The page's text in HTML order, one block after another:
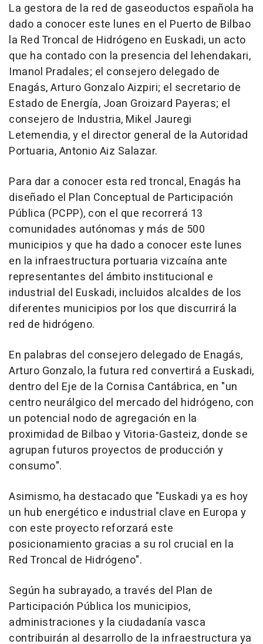
La gestora de la red de gaseoductos española ha
dado a conocer este lunes en el Puerto de Bilbao
la Red Troncal de Hidrógeno en Euskadi, un acto
que ha contado con la presencia del lehendakari,
Imanol Pradales; el consejero delegado de
Enagás, Arturo Gonzalo Aizpiri; el secretario de
Estado de Energía, Joan Groizard Payeras; el
consejero de Industria, Mikel Jauregi
Letemendia, y el director general de la Autoridad
Portuaria, Antonio Aiz Salazar.
Para dar a conocer esta red troncal, Enagás ha
diseñado el Plan Conceptual de Participación
Pública (PCPP), con el que recorrerá 13
comunidades autónomas y más de 500
municipios y que ha dado a conocer este lunes
en la infraestructura portuaria vizcaína ante
representantes del ámbito institucional e
industrial del Euskadi, incluidos alcaldes de los
diferentes municipios por los que discurrirá la
red de hidrógeno.
En palabras del consejero delegado de Enagás,
Arturo Gonzalo, la futura red convertirá a Euskadi,
dentro del Eje de la Cornisa Cantábrica, en "un
centro neurálgico del mercado del hidrógeno, con
un potencial nodo de agregación en la
proximidad de Bilbao y Vitoria-Gasteiz, donde se
agrupan futuros proyectos de producción y
consumo".
Asimismo, ha destacado que "Euskadi ya es hoy
un hub energético e industrial clave en Europa y
con este proyecto reforzará este
posicionamiento gracias a su rol crucial en la
Red Troncal de Hidrógeno".
Según ha subrayado, a través del Plan de
Participación Pública los municipios,
administraciones y la ciudadanía vasca
contribuirán al desarrollo de la infraestructura ya